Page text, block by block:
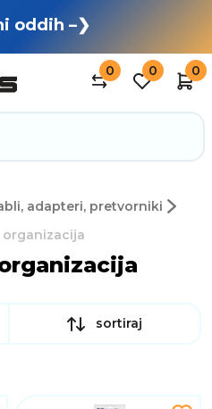
oddih –❯
0 0 0
adapteri, pretvorniki
organizacija
sortiraj